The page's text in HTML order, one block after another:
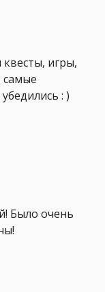
игры,
самые
: )
Было очень